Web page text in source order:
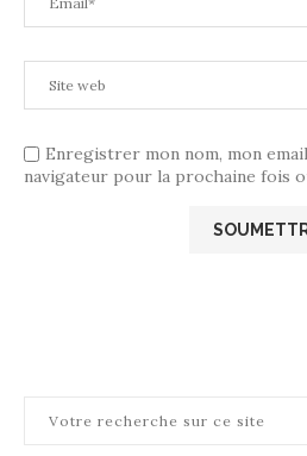
Enregistrer mon nom, mon
navigateur pour la prochaine fois